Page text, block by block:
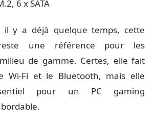
6 x SATA
il y a déjà quelque temps, cette
une référence pour les
de gamme. Certes, elle fait
Wi-Fi et le Bluetooth, mais elle
pour un PC gaming